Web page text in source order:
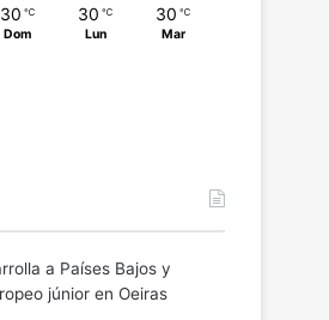
30 ℃
Dom
30 ℃
Lun
30 ℃
Mar
a Países Bajos y
júnior en Oeiras